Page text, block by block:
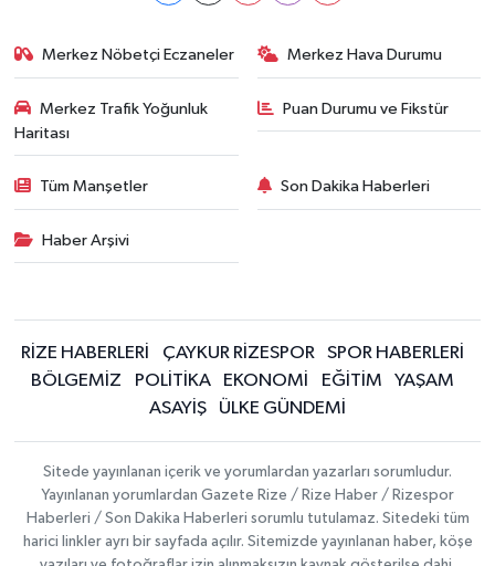
Merkez Nöbetçi Eczaneler Merkez Hava Durumu
Merkez Trafik Yoğunluk
Haritası
Puan Durumu ve Fikstür
Tüm Manşetler Son Dakika Haberleri
Haber Arşivi
RİZE HABERLERİ ÇAYKUR RİZESPOR
SPOR HABERLERİ
BÖLGEMİZ
POLİTİKA EKONOMİ EĞİTİM
YAŞAM
ASAYİŞ
ÜLKE GÜNDEMİ
Sitede yayınlanan içerik ve yorumlardan yazarları sorumludur.
Yayınlanan yorumlardan Gazete Rize / Rize Haber / Rizespor
Haberleri / Son Dakika Haberleri sorumlu tutulamaz. Sitedeki tüm
harici linkler ayrı bir sayfada açılır. Sitemizde yayınlanan haber, köşe